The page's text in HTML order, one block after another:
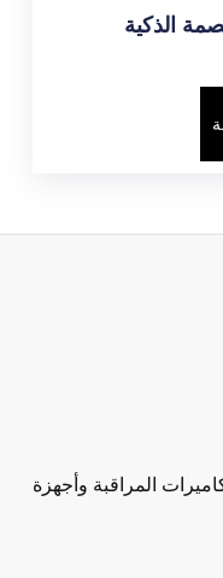
الذكية
المراقبة وأجهزة